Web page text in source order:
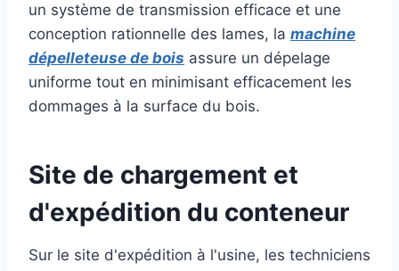
un système de transmission efficace et une
conception rationnelle des lames, la machine
dépelleteuse de bois assure un dépelage
uniforme tout en minimisant efficacement les
dommages à la surface du bois.
Site de chargement et
d'expédition du conteneur
Sur le site d'expédition à l'usine, les techniciens